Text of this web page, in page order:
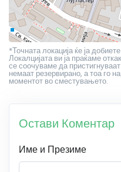
*Точната локација ќе ја
Локалцијата ви ја праќаме
се соочуваме да
немаат резервирано, а тоа го
моментот во сместувањето.
Остави Коментар
Име и Презиме